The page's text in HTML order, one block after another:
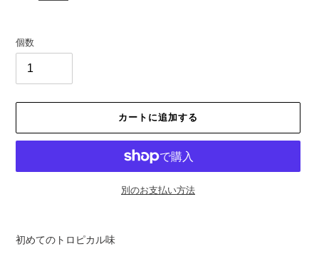
個数
カートに追加する
別のお支払い方法
ー
ト
初めてのトロピカル味